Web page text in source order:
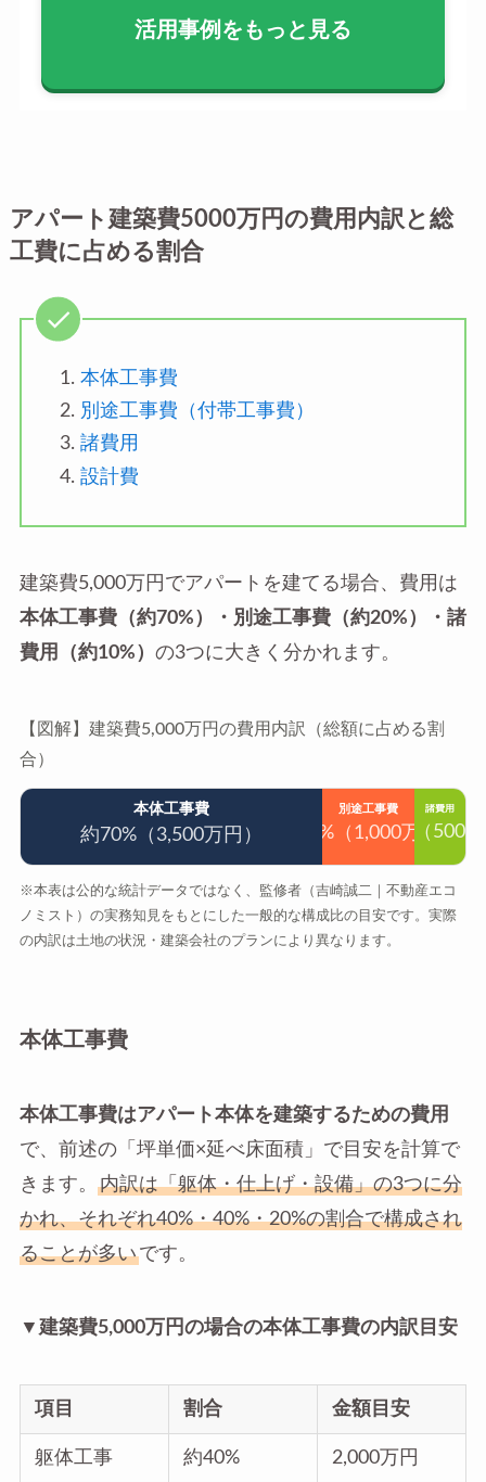
活用事例をもっと見る
アパート建築費5000万円の費用内訳と総
工費に占める割合
本体工事費
別途工事費（付帯工事費）
諸費用
設計費
建築費5,000万円でアパートを建てる場合、費用は
本体工事費（約70%）・別途工事費（約20%）・諸
費用（約10%） の3つに大きく分かれます。
【図解】建築費5,000万円の費用内訳（総額に占める割
合）
本体工事費
約70%（3,500万円）
別途工事費
約20%（1,000万円）
諸費用
約10%（500
※本表は公的な統計データではなく、監修者（吉崎誠二｜不動産エコ
ノミスト）の実務知見をもとにした一般的な構成比の目安です。実際
の内訳は土地の状況・建築会社のプランにより異なります。
本体工事費
本体工事費はアパート本体を建築するための費用
で、前述の「坪単価×延べ床面積」で目安を計算で
きます。
内訳は「躯体・仕上げ・設備」の3つに分
かれ、それぞれ40%・40%・20%の割合で構成され
ることが多いです。
▼建築費5,000万円の場合の本体工事費の内訳目安
項目 割合 金額目安
躯体工事 約40% 2,000万円